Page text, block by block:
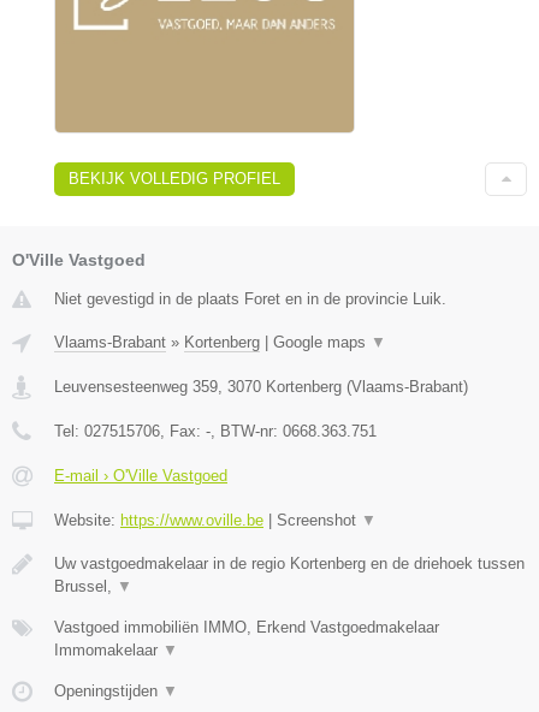
BEKIJK VOLLEDIG PROFIEL
O'Ville Vastgoed
Niet gevestigd in de plaats Foret en in de provincie Luik.
Vlaams-Brabant » Kortenberg Google maps ▼
Leuvensesteenweg 359, 3070 Kortenberg (Vlaams-Brabant)
Tel: 027515706, Fax: -, BTW-nr: 0668.363.751
E-mail › O'Ville Vastgoed
Website: https://www.oville.be Screenshot ▼
Uw vastgoedmakelaar in de regio Kortenberg en de driehoek tussen
Brussel, ▼
Vastgoed immobiliën IMMO, Erkend Vastgoedmakelaar
Immomakelaar ▼
Openingstijden ▼